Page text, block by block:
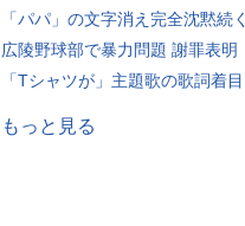
「パパ」の文字消え完全沈黙続く
広陵野球部で暴力問題 謝罪表明
「Tシャツが」主題歌の歌詞着目
もっと見る